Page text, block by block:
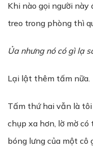
Khi nào gọi người
treo trong phòng thì
Ủa nhưng nócógìlạ
Lại lật thêm tấm nữa.
Tấm thứ hai vẫn là
chụp xa hơn, lờ mờ
bóng lưng của một cô